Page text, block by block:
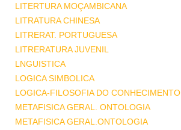
LITERTURA MOÇAMBICANA
LITRATURA CHINESA
LITRERAT. PORTUGUESA
LITRERATURA JUVENIL
LNGUISTICA
LOGICA SIMBOLICA
LOGICA-FILOSOFIA DO CONHECIMENTO
METAFISICA GERAL. ONTOLOGIA
METAFISICA GERAL.ONTOLOGIA